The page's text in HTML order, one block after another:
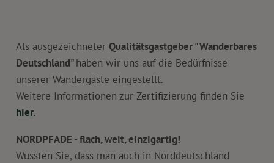
Als ausgezeichneterQualitätsgastgeber "Wanderbares
Deutschland"haben wir uns auf die Bedürfnisse
unserer Wandergäste eingestellt.
Weitere Informationen zur Zertifizierung finden Sie
hier.
NORDPFADE - flach, weit, einzigartig!
Wussten Sie, dass man auch in Norddeutschland